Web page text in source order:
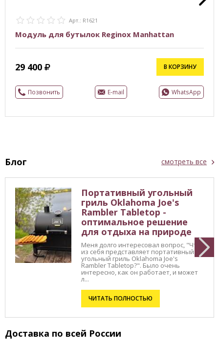
Арт.: R1621
Модуль для бутылок Reginox Manhattan
29 400 В КОРЗИНУ
Позвонить E-mail WhatsApp
Блог смотреть все
Портативный угольный
гриль Oklahoma Joe's
Rambler Tabletop -
оптимальное решение
для отдыха на природе
Меня долго интересовал вопрос, "Что
из себя представляет портативный
угольный гриль Oklahoma Joe's
Rambler Tabletop?". Было очень
интересно, как он работает, и может
л...
ЧИТАТЬ ПОЛНОСТЬЮ
Доставка по всей России